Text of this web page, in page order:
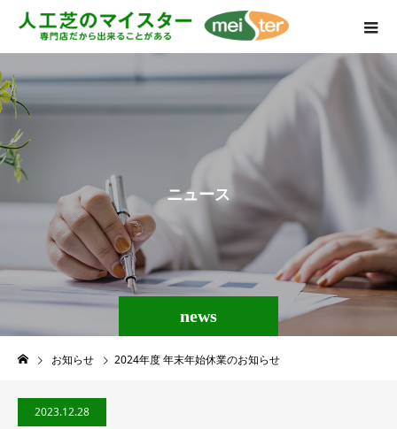
news
ニュース
お知らせ 2024年度 年末年始休業のお知らせ
2023.12.28